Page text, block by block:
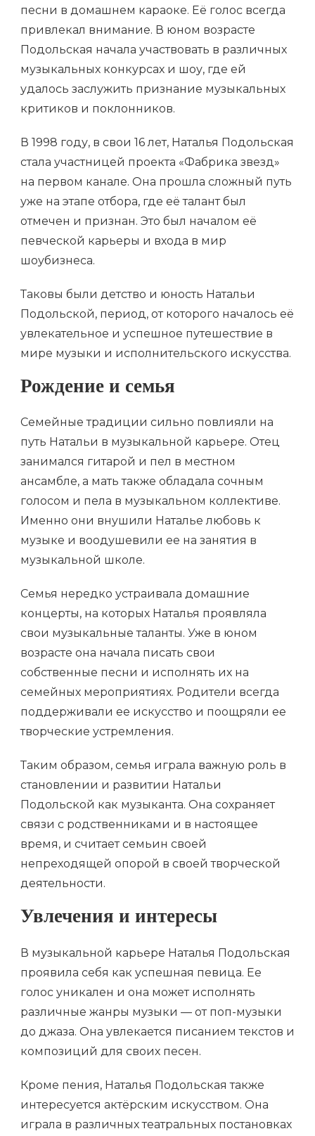
песни в домашнем караоке. Её голос всегда
привлекал внимание. В юном возрасте
Подольская начала участвовать в различных
музыкальных конкурсах и шоу, где ей
удалось заслужить признание музыкальных
критиков и поклонников.
В 1998 году, в свои 16 лет, Наталья Подольская
стала участницей проекта «Фабрика звезд»
на первом канале. Она прошла сложный путь
уже на этапе отбора, где её талант был
отмечен и признан. Это был началом её
певческой карьеры и входа в мир
шоубизнеса.
Таковы были детство и юность Натальи
Подольской, период, от которого началось её
увлекательное и успешное путешествие в
мире музыки и исполнительского искусства.
Рождение и семья
Семейные традиции сильно повлияли на
путь Натальи в музыкальной карьере. Отец
занимался гитарой и пел в местном
ансамбле, а мать также обладала сочным
голосом и пела в музыкальном коллективе.
Именно они внушили Наталье любовь к
музыке и воодушевили ее на занятия в
музыкальной школе.
Семья нередко устраивала домашние
концерты, на которых Наталья проявляла
свои музыкальные таланты. Уже в юном
возрасте она начала писать свои
собственные песни и исполнять их на
семейных мероприятиях. Родители всегда
поддерживали ее искусство и поощряли ее
творческие устремления.
Таким образом, семья играла важную роль в
становлении и развитии Натальи
Подольской как музыканта. Она сохраняет
связи с родственниками и в настоящее
время, и считает семьин своей
непреходящей опорой в своей творческой
деятельности.
Увлечения и интересы
В музыкальной карьере Наталья Подольская
проявила себя как успешная певица. Ее
голос уникален и она может исполнять
различные жанры музыки — от поп-музыки
до джаза. Она увлекается писанием текстов и
композиций для своих песен.
Кроме пения, Наталья Подольская также
интересуется актёрским искусством. Она
играла в различных театральных постановках